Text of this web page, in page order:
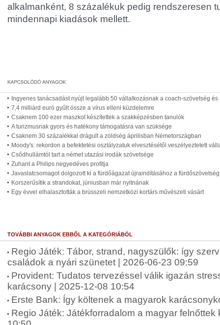
alkalmanként, 8 százalékuk pedig rendszeresen
mindennapi kiadások mellett.
Ingyenes tanácsadást nyújt legalább 50 vállalkozásnak a coach-szövetség és
7,4 milliárd euró gyűlt össze a vírus elleni küzdelemre
Csaknem 100 ezer maszkot készítettek a szakképzésben tanulók
A turizmusnak gyors és hatékony támogatásra van szüksége
Csaknem 30 százalékkal drágult a zöldség áprilisban Németországban
Moody's: rekordon a befektetési osztályzatuk elvesztésétől veszélyeztetett
Csődhullámtól tart a német utazási irodák szövetsége
Zuhant a Philips negyedéves profitja
Javaslatcsomagot dolgozott ki a fürdőágazat újraindításához a fürdőszövetség
Korszerűsítik a strandokat, júniusban már nyitnának
Egy évvel elhalasztották a brüsszeli nemzetközi kortárs művészeti vásárt
TOVÁBBI ANYAGOK EBBŐL A KATEGÓRIÁBÓL
Regio Játék: Tábor, strand, nagyszülők: így
családok a nyári szünetet | 2026-06-23 09:59
Provident: Tudatos tervezéssel válik igazán
karácsony | 2025-12-08 10:54
Erste Bank: Így költenek a magyarok
Regio Játék: Játékforradalom a magyar felnőttek